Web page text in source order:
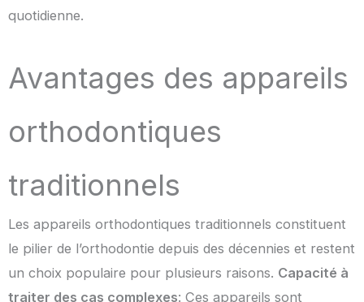
quotidienne.
Avantages des appareils
orthodontiques
traditionnels
Les appareils orthodontiques traditionnels constituent
le pilier de l’orthodontie depuis des décennies et restent
un choix populaire pour plusieurs raisons. Capacité à
traiter des cas complexes: Ces appareils sont